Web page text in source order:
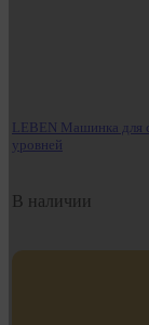
LEBEN Машинка для
уровней
В наличии